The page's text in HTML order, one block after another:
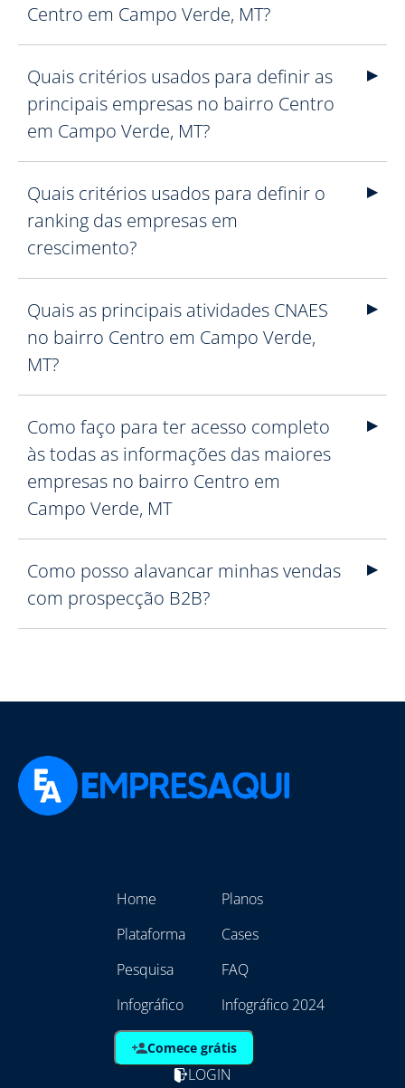
Centro em Campo Verde, MT?
Quais critérios usados para definir as
principais empresas no bairro Centro
em Campo Verde, MT?
Quais critérios usados para definir o
ranking das empresas em
crescimento?
Quais as principais atividades CNAES
no bairro Centro em Campo Verde,
MT?
Como faço para ter acesso completo
às todas as informações das maiores
empresas no bairro Centro em
Campo Verde, MT
Como posso alavancar minhas vendas
com prospecção B2B?
Home
Plataforma
Pesquisa
Infográfico
Planos
Cases
FAQ
Infográfico 2024
Comece grátis
LOGIN